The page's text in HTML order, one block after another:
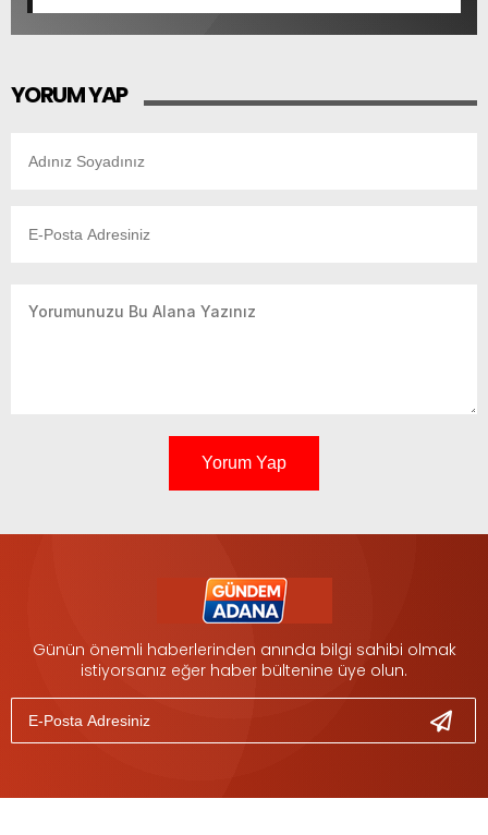
YORUM YAP
Yorum Yap
Günün önemli haberlerinden anında bilgi sahibi olmak
istiyorsanız eğer haber bültenine üye olun.